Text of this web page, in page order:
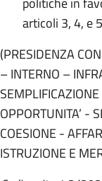
articoli 3, 4, e
(PRESIDENZA
– INTERNO –
OPPORTUNITA’ -
COESIONE -
ISTRUZIONE E